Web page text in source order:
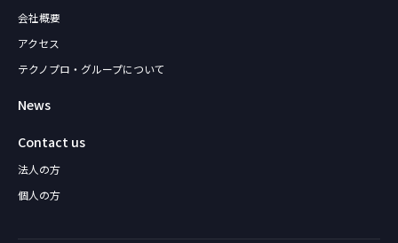
会社概要
アクセス
テクノプロ・グループについて
News
Contact us
法人の方
個人の方